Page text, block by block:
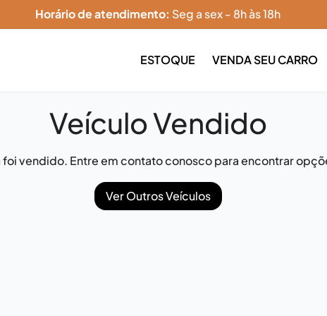
Horário de atendimento: Seg a sex - 8h às 18h
ESTOQUE VENDA SEU CARRO
Veículo Vendido
foi vendido. Entre em contato conosco para encontrar
Ver Outros Veículos